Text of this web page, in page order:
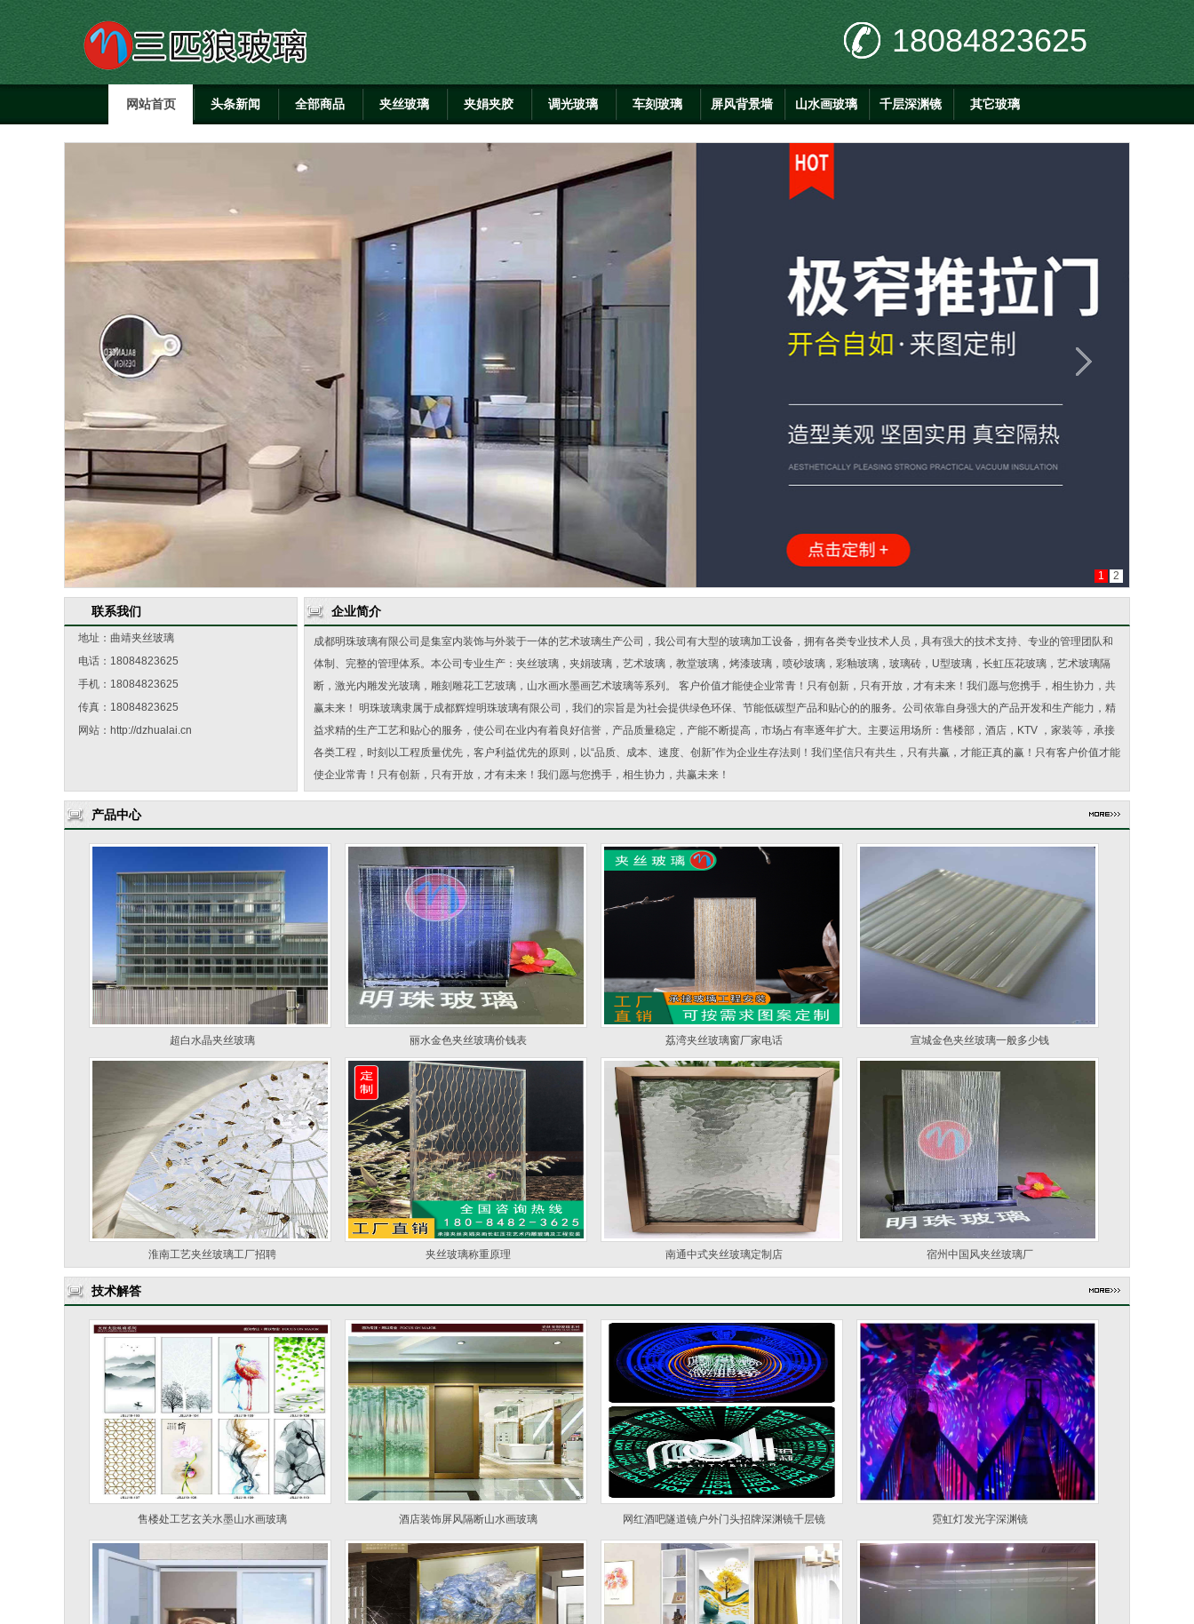
18084823625
网站首页 头条新闻 全部商品 夹丝玻璃 夹娟夹胶 调光玻璃 车刻玻璃 屏风背景墙 山水画玻璃 千层深渊镜 其它玻璃
1 2
联系我们
地址：曲靖夹丝玻璃
电话：18084823625
手机：18084823625
传真：18084823625
网站： http://dzhualai.cn
企业简介
成都明珠玻璃有限公司是集室内装饰与外装于一体的艺术玻璃生产公司，我公司有大型的玻璃加工设备，拥有各类专业技术人员，具有强大的技术支持、专业的管理团队和
体制、完整的管理体系。本公司专业生产：夹丝玻璃，夹娟玻璃，艺术玻璃，教堂玻璃，烤漆玻璃，喷砂玻璃，彩釉玻璃，玻璃砖，U型玻璃，长虹压花玻璃，艺术玻璃隔
断，激光内雕发光玻璃，雕刻雕花工艺玻璃，山水画水墨画艺术玻璃等系列。 客户价值才能使企业常青！只有创新，只有开放，才有未来！我们愿与您携手，相生协力，共
赢未来！ 明珠玻璃隶属于成都辉煌明珠玻璃有限公司，我们的宗旨是为社会提供绿色环保、节能低碳型产品和贴心的的服务。公司依靠自身强大的产品开发和生产能力，精
益求精的生产工艺和贴心的服务，使公司在业内有着良好信誉，产品质量稳定，产能不断提高，市场占有率逐年扩大。主要运用场所：售楼部，酒店，KTV ，家装等，承接
各类工程，时刻以工程质量优先，客户利益优先的原则，以“品质、成本、速度、创新”作为企业生存法则！我们坚信只有共生，只有共赢，才能正真的赢！只有客户价值才能
使企业常青！只有创新，只有开放，才有未来！我们愿与您携手，相生协力，共赢未来！
产品中心
超白水晶夹丝玻璃 丽水金色夹丝玻璃价钱表 荔湾夹丝玻璃窗厂家电话 宣城金色夹丝玻璃一般多少钱
淮南工艺夹丝玻璃工厂招聘 夹丝玻璃称重原理 南通中式夹丝玻璃定制店 宿州中国风夹丝玻璃厂
技术解答
售楼处工艺玄关水墨山水画玻璃 酒店装饰屏风隔断山水画玻璃 网红酒吧隧道镜户外门头招牌深渊镜千层镜 霓虹灯发光字深渊镜